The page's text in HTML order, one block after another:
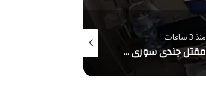
منذ 3 ساعات
مقتل جندي سوري وإصابة اثنين برصاص مجهولين في دير الزور
منذ 4 ساعات